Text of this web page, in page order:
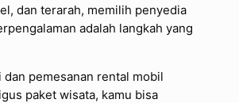
dan terarah, memilih penyedia
adalah langkah yang
pemesanan rental mobil
paket wisata, kamu bisa